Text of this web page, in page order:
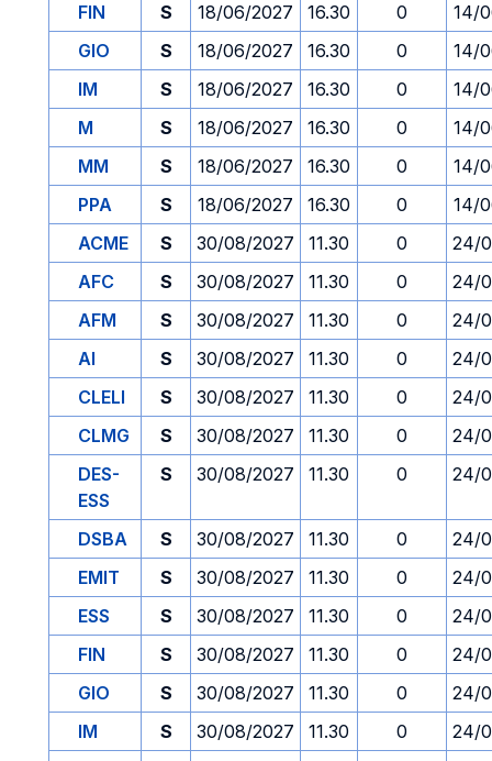
FIN
S 18/06/2027 16.30 0
14/
GIO
S 18/06/2027 16.30 0
14/
IM
S 18/06/2027 16.30 0
14/
M
S 18/06/2027 16.30 0
14/
MM
S 18/06/2027 16.30 0
14/
PPA
S 18/06/2027 16.30 0
14/
ACME
S 30/08/2027 11.30 0
24/
AFC
S 30/08/2027 11.30 0
24/
AFM
S 30/08/2027 11.30 0
24/
AI
S 30/08/2027 11.30 0
24/
CLELI
S 30/08/2027 11.30 0
24/
CLMG
S 30/08/2027 11.30 0
24/
DES-
ESS
S 30/08/2027 11.30 0 24/
DSBA S 30/08/2027 11.30 0
24/
EMIT
S 30/08/2027 11.30 0
24/
ESS
S 30/08/2027 11.30 0
24/
FIN
S 30/08/2027 11.30 0
24/
GIO
S 30/08/2027 11.30 0
24/
IM
S 30/08/2027 11.30 0
24/